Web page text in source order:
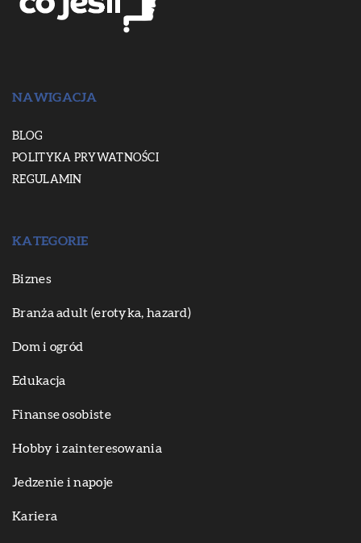
NAWIGACJA
BLOG
POLITYKA PRYWATNOŚCI
REGULAMIN
KATEGORIE
Biznes
Branża adult (erotyka, hazard)
Dom i ogród
Edukacja
Finanse osobiste
Hobby i zainteresowania
Jedzenie i napoje
Kariera